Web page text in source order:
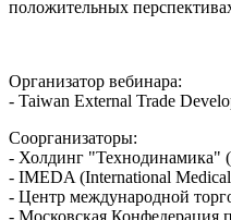
положительных
Организатор вебинара:
- Taiwan External Trade
Соорганизаторы:
- Холдинг "Технодинамика"
- IMEDA (International
- Центр международной
- Московская Конфедерация